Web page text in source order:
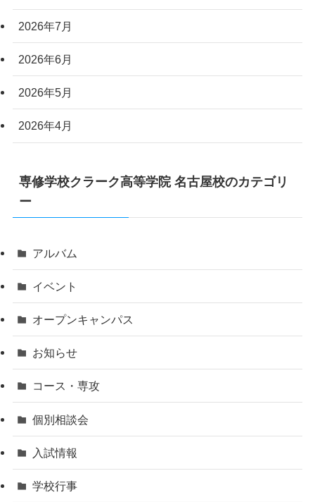
2026年7月
2026年6月
2026年5月
2026年4月
専修学校クラーク高等学院 名古屋校のカテゴリ
ー
アルバム
イベント
オープンキャンパス
お知らせ
コース・専攻
個別相談会
入試情報
学校行事